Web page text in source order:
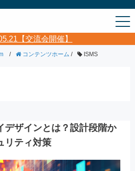
【交流会開催】
/ コンテンツホーム / ISMS
デザインとは？設計段階か
リティ対策